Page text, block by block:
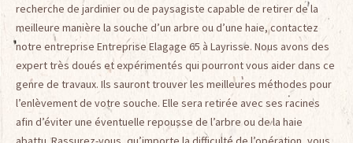
recherche de jardinier ou de paysagiste capable de retirer de la
meilleure manière la souche d’un arbre ou d’une haie, contactez
notre entreprise Entreprise Elagage 65 à Layrisse. Nous avons des
expert très doués et expérimentés qui pourront vous aider dans ce
genre de travaux. Ils sauront trouver les meilleures méthodes pour
l’enlèvement de votre souche. Elle sera retirée avec ses racines
afin d’éviter une éventuelle repousse de l’arbre ou de la haie